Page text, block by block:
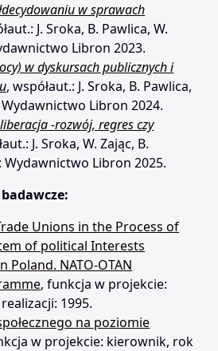
w sprawach
J. Sroka, B. Pawlica, W.
Libron 2023.
w dyskursach publicznych i
, współaut.: J. Sroka, B. Pawlica,
Libron 2024.
-rozwój, regres czy
J. Sroka, W. Zając, B.
Wydawnictwo Libron 2025.
Unions in the Process of
of political Interests
Poland. NATO-OTAN
, funkcja w projekcie:
1995.
na poziomie
w projekcie: kierownik, rok